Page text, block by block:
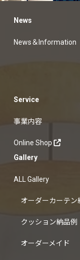
News
News＆Information
Service
事業内容
Online Shop
Gallery
ALL Gallery
オーダーカーテン
クッション納品例
オーダーメイド